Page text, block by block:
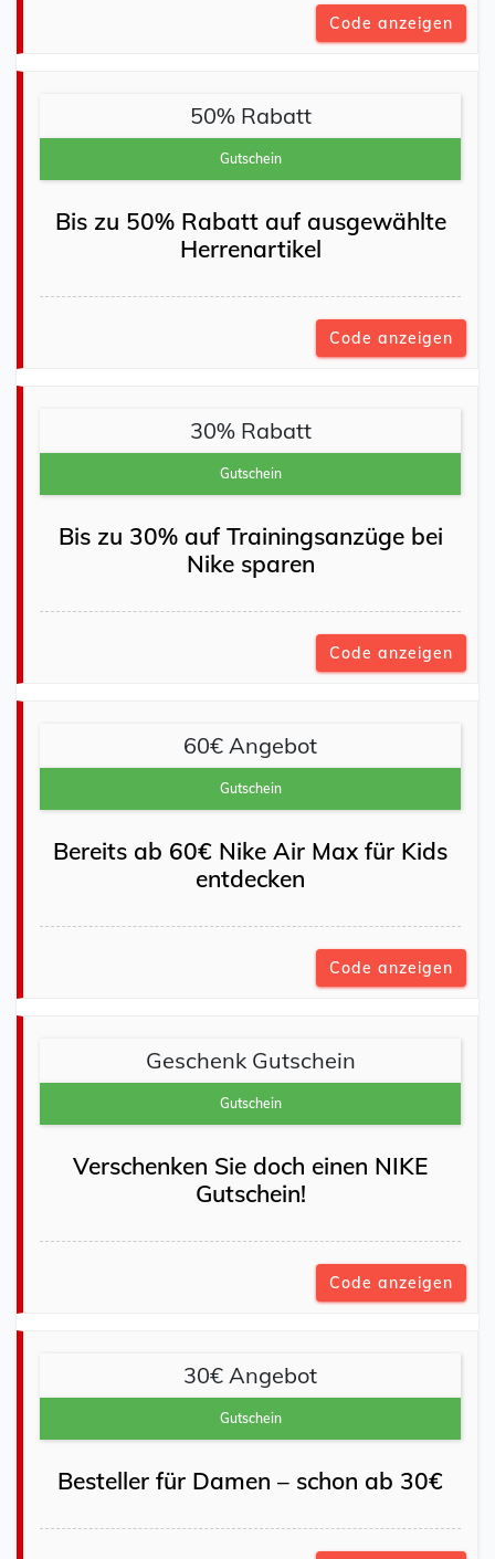
Code anzeigen
50% Rabatt
Gutschein
Bis zu 50% Rabatt auf ausgewählte
Herrenartikel
Code anzeigen
30% Rabatt
Gutschein
Bis zu 30% auf Trainingsanzüge bei
Nike sparen
Code anzeigen
60€ Angebot
Gutschein
Bereits ab 60€ Nike Air Max für Kids
entdecken
Code anzeigen
Geschenk Gutschein
Gutschein
Verschenken Sie doch einen NIKE
Gutschein!
Code anzeigen
30€ Angebot
Gutschein
Besteller für Damen – schon ab 30€